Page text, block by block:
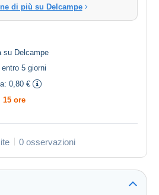
di più su Delcampe
su Delcampe
5 giorni
0,80 €
15 ore
0 osservazioni